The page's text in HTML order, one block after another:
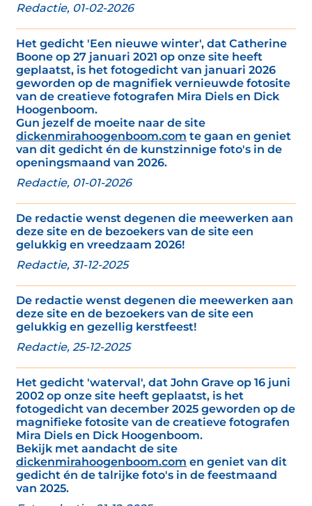
Redactie, 01-02-2026
Het gedicht 'Een nieuwe winter', dat Catherine
Boone op 27 januari 2021 op onze site heeft
geplaatst, is het fotogedicht van januari 2026
geworden op de magnifiek vernieuwde fotosite
van de creatieve fotografen Mira Diels en Dick
Hoogenboom.
Gun jezelf de moeite naar de site
dickenmirahoogenboom.com te gaan en geniet
van dit gedicht én de kunstzinnige foto's in de
openingsmaand van 2026.
Redactie, 01-01-2026
De redactie wenst degenen die meewerken aan
deze site en de bezoekers van de site een
gelukkig en vreedzaam 2026!
Redactie, 31-12-2025
De redactie wenst degenen die meewerken aan
deze site en de bezoekers van de site een
gelukkig en gezellig kerstfeest!
Redactie, 25-12-2025
Het gedicht 'waterval', dat John Grave op 16 juni
2002 op onze site heeft geplaatst, is het
fotogedicht van december 2025 geworden op de
magnifieke fotosite van de creatieve fotografen
Mira Diels en Dick Hoogenboom.
Bekijk met aandacht de site
dickenmirahoogenboom.com en geniet van dit
gedicht én de talrijke foto's in de feestmaand
van 2025.